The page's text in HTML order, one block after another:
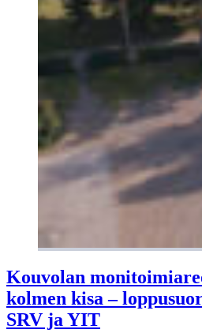
Kouvolan
kolmen kisa –
SRV ja YIT